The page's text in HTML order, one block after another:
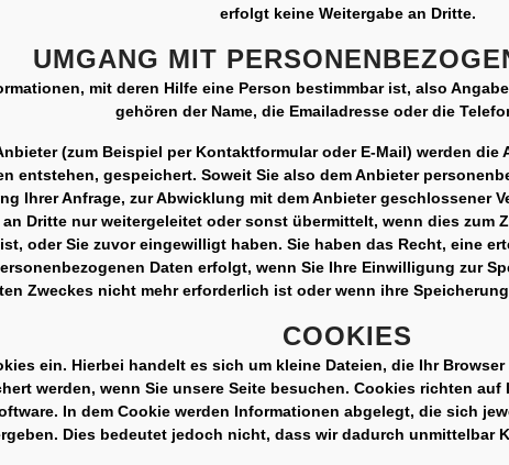
erfolgt keine Weitergabe an Dritte.
UMGANG MIT
mit deren Hilfe eine Person bestimmbar ist, also
gehören der Name, die Emailadresse oder die
(zum Beispiel per Kontaktformular oder E-Mail) werden
entstehen, gespeichert. Soweit Sie also dem Anbieter
Ihrer Anfrage, zur Abwicklung mit dem Anbieter geschlossener
Dritte nur weitergeleitet oder sonst übermittelt, wenn dies zum
oder Sie zuvor eingewilligt haben. Sie haben das Recht, eine
Daten erfolgt, wenn Sie Ihre Einwilligung zur
Zweckes nicht mehr erforderlich ist oder wenn ihre
COOKIES
ein. Hierbei handelt es sich um kleine Dateien, die Ihr
werden, wenn Sie unsere Seite besuchen. Cookies richten
In dem Cookie werden Informationen abgelegt, die sich
Dies bedeutet jedoch nicht, dass wir dadurch unmittelbar